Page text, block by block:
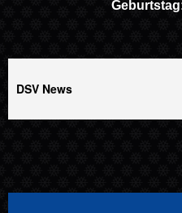
DSV News